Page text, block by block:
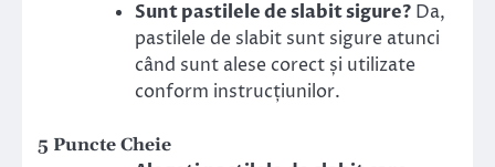
Sunt pastilele de slabit sigure? Da,
pastilele de slabit sunt sigure atunci
când sunt alese corect și utilizate
conform instrucțiunilor.
5 Puncte Cheie